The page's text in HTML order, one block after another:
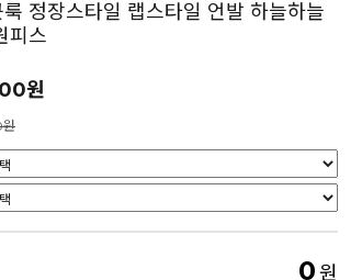
정장스타일 랩스타일 언발 하늘하늘
피스
원
0원